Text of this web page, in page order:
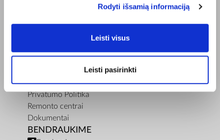
Rodyti išsamią informaciją
Leisti visus
Leisti pasirinkti
Susisiekite su mumis
Elektroninės parduotuvės Taisyklės
"ZepterClub" Nuostatos ir Sąlygos
Pristatymo sąlygos ir mokėjimo būdas
Privatumo Politika
Remonto centrai
Dokumentai
BENDRAUKIME